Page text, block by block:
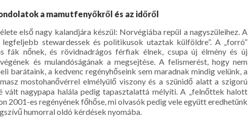
a mamutfenyőkről és az időről
első nagy kalandjára készül: Norvégiába repül a nagyszüleihez. A
stewardessek és politikusok utaztak külföldre”. A „forró”
fák nőnek, és rövidnadrágos férfiak élnek, csupa új élmény és új
és mulandóságának a megsejtése. A felismerést, hogy nem
barátaink, a kedvenc regényhőseink sem maradnak mindig velünk, a
mostohanővérrel elmélyülő viszony és a szünidő alatt a szigorú
vált nagypapa halála pedig tapasztalattá mélyíti. A „felnőttek halott
2001-es regényének főhőse, mi olvasók pedig vele együtt eredhetünk
humorral oldó kérdések nyomába.